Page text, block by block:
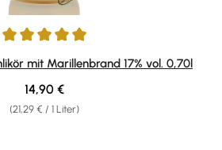
von 4.9 von 5 Sternen
mit Marillenbrand 17% vol. 0,70l
(21,29 € / 1 Liter)
Regulärer Preis:
14,90 €